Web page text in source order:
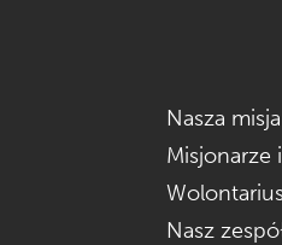
Nasza misja
Misjonarze
Nasz